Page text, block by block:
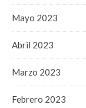
Mayo 2023
Abril 2023
Marzo 2023
Febrero 2023